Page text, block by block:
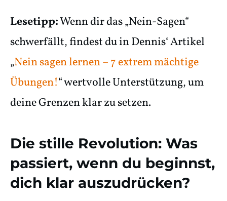
Lesetipp:Wenn dir das „Nein-Sagen“
schwerfällt, findest du in Dennis‘ Artikel
„Nein sagen lernen – 7 extrem mächtige
Übungen!“ wertvolle Unterstützung, um
deine Grenzen klar zu setzen.
Die stille Revolution: Was
passiert, wenn du beginnst,
dich klar auszudrücken?